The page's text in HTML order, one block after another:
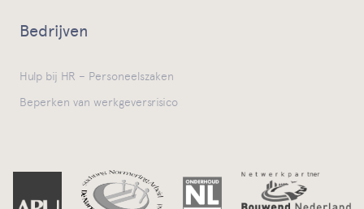
Bedrijven
Hulp bij HR – Personeelszaken
Beperken van werkgeversrisico